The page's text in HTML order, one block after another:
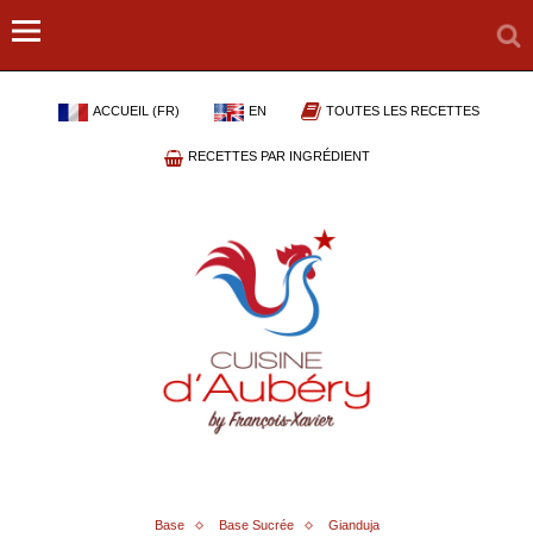
ACCUEIL (FR) EN TOUTES LES RECETTES
RECETTES PAR INGRÉDIENT
Base Base Sucrée Gianduja